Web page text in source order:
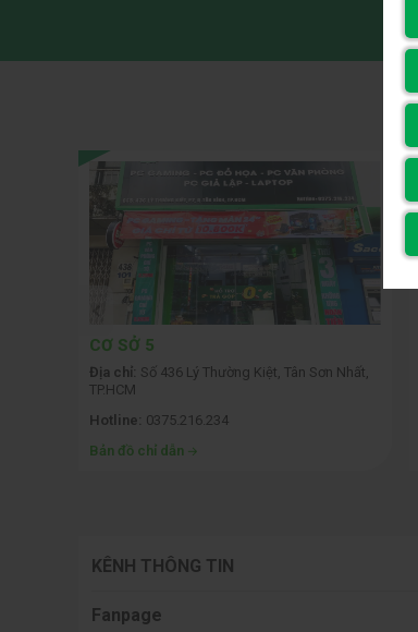
CƠ SỞ 5
Địa chỉ: Số 436 Lý Thường Kiệt, Tân Sơn Nhất,
TP.HCM
Hotline: 0375.216.234
Bản đồ chỉ dẫn
KÊNH THÔNG TIN
Fanpage